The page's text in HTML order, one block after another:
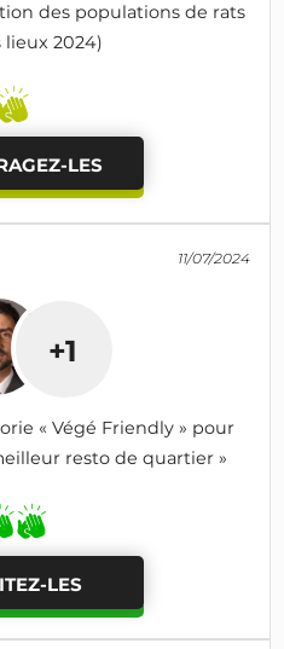
des populations de rats
lieux 2024)
LES
11/07/2024
+1
« Végé Friendly » pour
resto de quartier »
LES